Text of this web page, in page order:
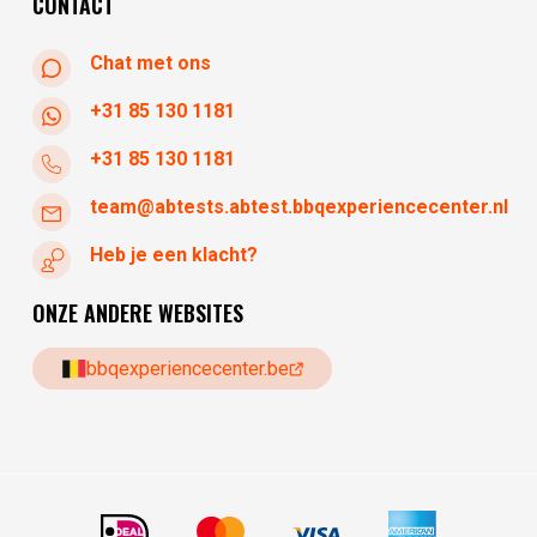
Chat met ons
+31 85 130 1181
+31 85 130 1181
team@abtests.abtest.bbqexperiencecenter.nl
Heb je een klacht?
ONZE ANDERE WEBSITES
bbqexperiencecenter.be